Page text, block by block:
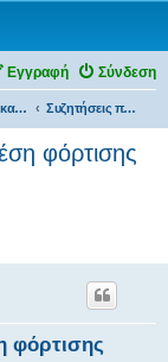
Σύνδεση
Εγγραφή
Νομικά & Διαδικαστικά θέματα, Καταγγελίες & Παράπονα... Συζητήσεις περί Νομικών & Διαδικαστικών Θεμάτων...
φόρτισης
φόρτισης